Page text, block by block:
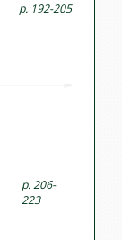
p. 192-205
p. 206-
223